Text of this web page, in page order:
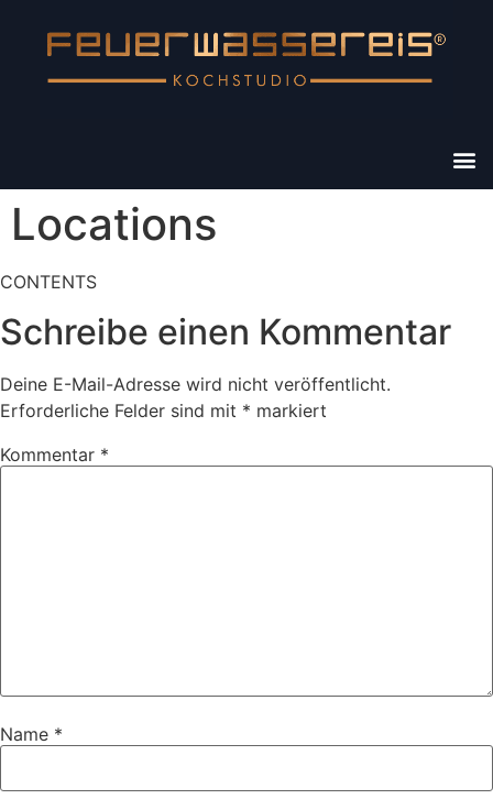
Locations
CONTENTS
Schreibe einen Kommentar
Deine E-Mail-Adresse wird nicht veröffentlicht.
Erforderliche Felder sind mit * markiert
Kommentar *
Name *